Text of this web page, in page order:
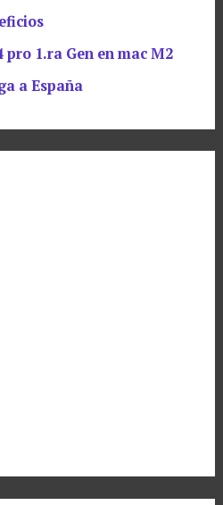
1.ra Gen en mac M2
a España